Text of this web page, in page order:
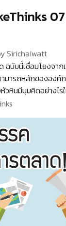
Sirichaiwatt
ฉบับนี้เชื่อมโยงจาก
มารถหลักขององค์
วหินมีมุมคิดอย่างไร